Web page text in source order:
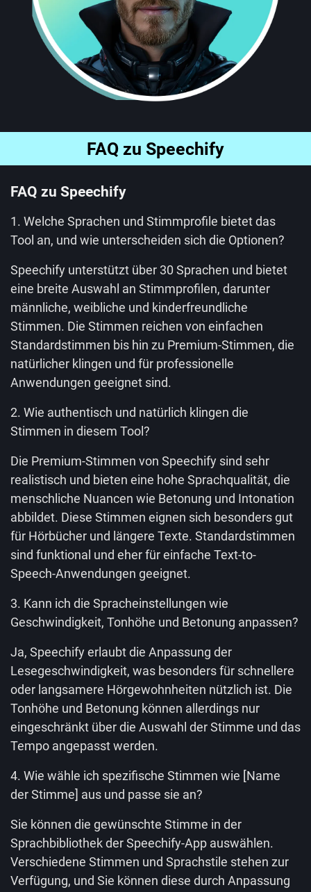
FAQ zu Speechify
FAQ zu Speechify
1. Welche Sprachen und Stimmprofile bietet das
Tool an, und wie unterscheiden sich die Optionen?
Speechify unterstützt über 30 Sprachen und bietet
eine breite Auswahl an Stimmprofilen, darunter
männliche, weibliche und kinderfreundliche
Stimmen. Die Stimmen reichen von einfachen
Standardstimmen bis hin zu Premium-Stimmen, die
natürlicher klingen und für professionelle
Anwendungen geeignet sind.
2. Wie authentisch und natürlich klingen die
Stimmen in diesem Tool?
Die Premium-Stimmen von Speechify sind sehr
realistisch und bieten eine hohe Sprachqualität, die
menschliche Nuancen wie Betonung und Intonation
abbildet. Diese Stimmen eignen sich besonders gut
für Hörbücher und längere Texte. Standardstimmen
sind funktional und eher für einfache Text-to-
Speech-Anwendungen geeignet.
3. Kann ich die Spracheinstellungen wie
Geschwindigkeit, Tonhöhe und Betonung anpassen?
Ja, Speechify erlaubt die Anpassung der
Lesegeschwindigkeit, was besonders für schnellere
oder langsamere Hörgewohnheiten nützlich ist. Die
Tonhöhe und Betonung können allerdings nur
eingeschränkt über die Auswahl der Stimme und das
Tempo angepasst werden.
4. Wie wähle ich spezifische Stimmen wie [Name
der Stimme] aus und passe sie an?
Sie können die gewünschte Stimme in der
Sprachbibliothek der Speechify-App auswählen.
Verschiedene Stimmen und Sprachstile stehen zur
Verfügung, und Sie können diese durch Anpassung